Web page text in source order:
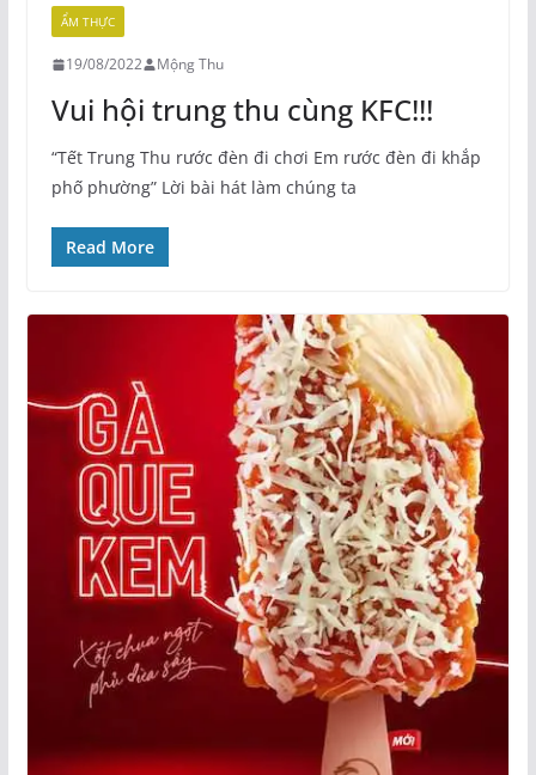
ẨM THỰC
19/08/2022 Mộng Thu
Vui hội trung thu cùng KFC!!!
“Tết Trung Thu rước đèn đi chơi Em rước đèn đi khắp
phố phường” Lời bài hát làm chúng ta
Read More